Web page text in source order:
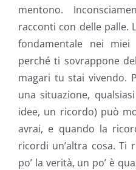
mentono.
racconti con delle palle.
fondamentale nei
perché ti sovrappone
magari tu stai vivendo.
una situazione,
idee, un ricordo) può
avrai, e quando la
ricordi un’altra cosa. Ti
po’ la verità, un po’ è